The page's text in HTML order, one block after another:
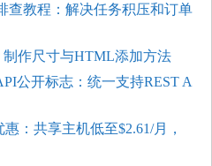
查教程：解决任务积压和订单
制作尺寸与HTML添加方法
公开标志：统一支持REST A
：共享主机低至$2.61/月，